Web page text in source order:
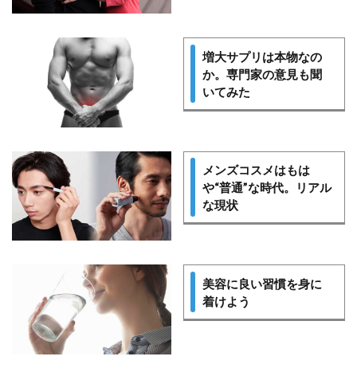
増大サプリは本物なの
か。専門家の意見も聞
いてみた
メンズコスメはもは
や“普通”な時代。リアル
な現状
美容に良い習慣を身に
着けよう